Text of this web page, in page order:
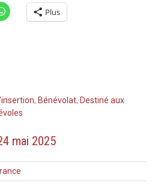
Plus
, Bénévolat, Destiné aux
mai 2025